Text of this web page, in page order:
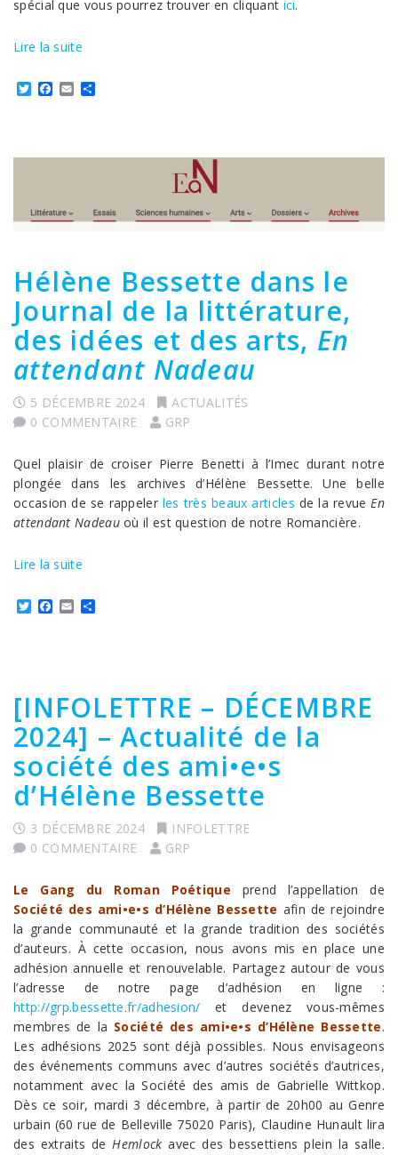
spécial que vous pourrez trouver en cliquant ici.
Lire la suite
TwitterFacebook
Email
Hélène Bessette dans le
Journal de la littérature,
des idées et des arts, En
attendant Nadeau
5 DÉCEMBRE 2024
ACTUALITÉS
0 COMMENTAIRE
GRP
Quel plaisir de croiser Pierre Benetti à l’Imec durant notre
plongée dans les archives d’Hélène Bessette. Une belle
occasion de se rappeler les très beaux articles de la revue En
attendant Nadeauoù il est question de notre Romancière.
Lire la suite
TwitterFacebook
Email
[INFOLETTRE – DÉCEMBRE
2024] – Actualité de la
société des ami•e•s
d’Hélène Bessette
3 DÉCEMBRE 2024
INFOLETTRE
0 COMMENTAIRE
GRP
Le Gang du Roman Poétique prend l’appellation de
Société des ami•e•s d’Hélène Bessette afin de rejoindre
la grande communauté et la grande tradition des sociétés
d’auteurs. À cette occasion, nous avons mis en place une
adhésion annuelle et renouvelable. Partagez autour de vous
l’adresse de notre page d’adhésion en ligne :
http://grp.bessette.fr/adhesion/ et devenez vous-mêmes
membres de la Société des ami•e•s d’Hélène Bessette.
Les adhésions 2025 sont déjà possibles. Nous envisageons
des événements communs avec d’autres sociétés d’autrices,
notamment avec la Société des amis de Gabrielle Wittkop.
Dès ce soir, mardi 3 décembre, à partir de 20h00 au Genre
urbain (60 rue de Belleville 75020 Paris), Claudine Hunault lira
des extraits de Hemlock avec des bessettiens plein la salle.